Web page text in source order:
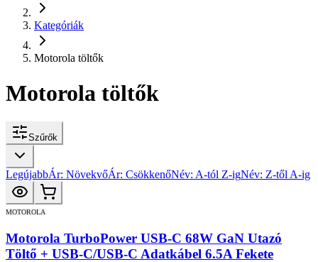
Kategóriák
Motorola töltők
Motorola töltők
Szűrők
LegújabbÁr: NövekvőÁr: CsökkenőNév: A-tól Z-igNév: Z-től A-ig
MOTOROLA
Motorola TurboPower USB-C 68W GaN Utazó
Töltő + USB-C/USB-C Adatkábel 6.5A Fekete